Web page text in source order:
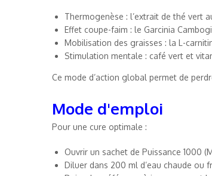
Thermogenèse : l’extrait de thé vert
Effet coupe-faim : le Garcinia
Mobilisation des graisses : la L-
Stimulation mentale : café vert et
Ce mode d’action global permet de
Mode d'emploi
Pour une cure optimale :
Ouvrir un sachet de Puissance 1000
Diluer dans 200 ml d’eau chaude ou